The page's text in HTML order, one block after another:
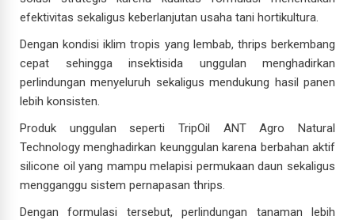
efektivitas sekaligus keberlanjutan usaha tani hortikultura.
Dengan kondisi iklim tropis yang lembab, thrips berkembang
cepat sehingga insektisida unggulan menghadirkan
perlindungan menyeluruh sekaligus mendukung hasil panen
lebih konsisten.
Produk unggulan seperti TripOil ANT Agro Natural
Technology menghadirkan keunggulan karena berbahan aktif
silicone oil yang mampu melapisi permukaan daun sekaligus
mengganggu sistem pernapasan thrips.
Dengan formulasi tersebut, perlindungan tanaman lebih